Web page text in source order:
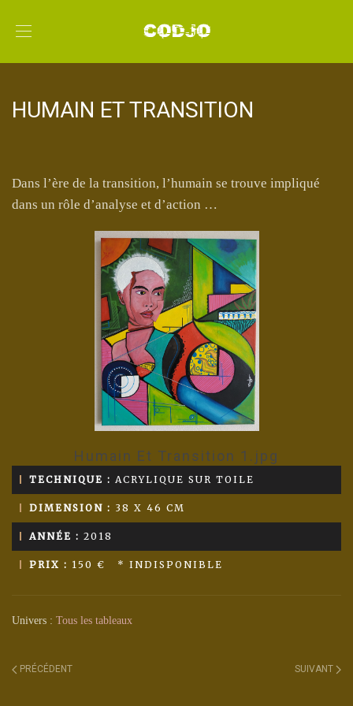
HUMAIN ET TRANSITION
Dans l’ère de la transition, l’humain se trouve impliqué
dans un rôle d’analyse et d’action …
Humain Et Transition 1.jpg
TECHNIQUE : ACRYLIQUE SUR TOILE
DIMENSION : 38 X 46 CM
ANNÉE : 2018
PRIX : 150 € * INDISPONIBLE
Univers : Tous les tableaux
PRÉCÉDENT SUIVANT